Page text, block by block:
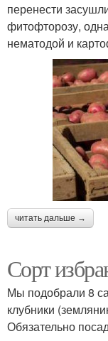
перенести
фитофторозу,
нематодой и
читать дальше →
Сорт
Мы подобрали 8
клубники
Обязательно